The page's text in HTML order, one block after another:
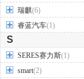
瑞麒(6)
睿蓝汽车(1)
S
SERES赛力斯(1)
smart(2)